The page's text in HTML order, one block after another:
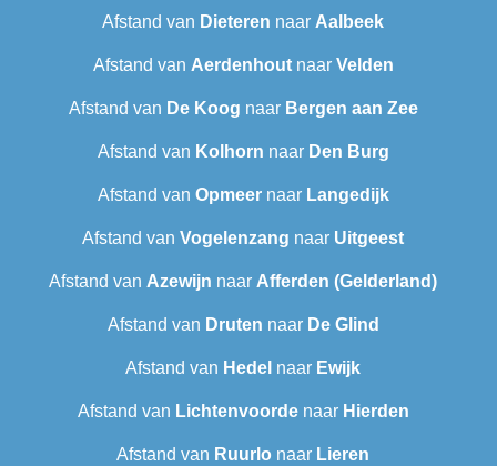
Afstand van Dieteren naar Aalbeek
Afstand van Aerdenhoutnaar Velden
Afstand van De Koog naar Bergen aan Zee
Afstand van Kolhorn naar Den Burg
Afstand van Opmeernaar Langedijk
Afstand van Vogelenzang naar Uitgeest
Afstand van Azewijn naar Afferden (Gelderland)
Afstand van Druten naar De Glind
Afstand van Hedel naar Ewijk
Afstand van Lichtenvoordenaar Hierden
Afstand van Ruurlo naar Lieren